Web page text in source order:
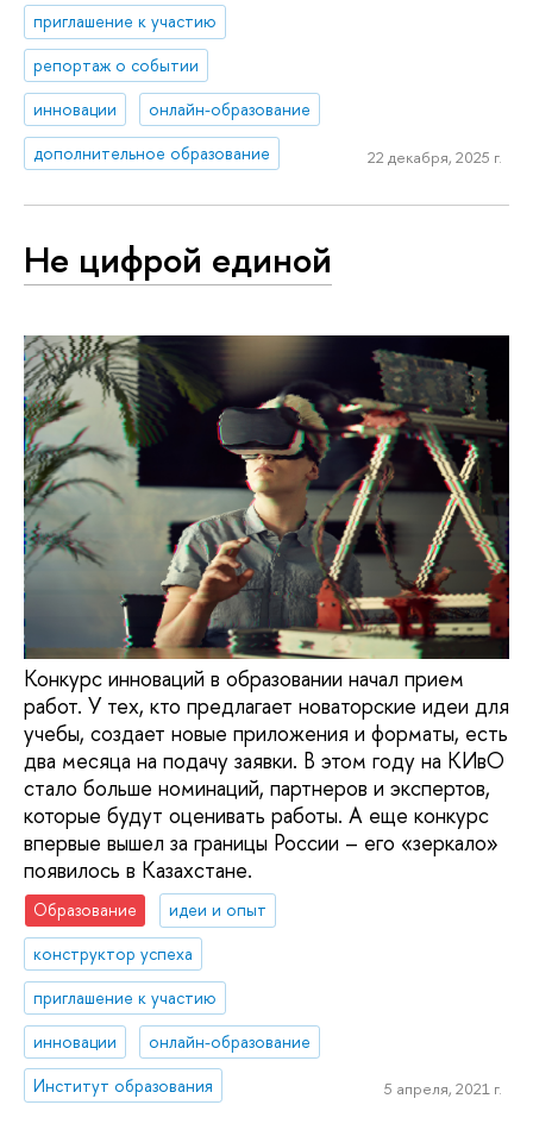
приглашение к участию
репортаж о событии
инновации
онлайн-образование
дополнительное образование
22 декабря, 2025 г.
Не цифрой единой
Конкурс инноваций в образовании начал прием
работ. У тех, кто предлагает новаторские идеи для
учебы, создает новые приложения и форматы, есть
два месяца на подачу заявки. В этом году на КИвО
стало больше номинаций, партнеров и экспертов,
которые будут оценивать работы. А еще конкурс
впервые вышел за границы России – его «зеркало»
появилось в Казахстане.
Образование
идеи и опыт
конструктор успеха
приглашение к участию
инновации
онлайн-образование
Институт образования
5 апреля, 2021 г.